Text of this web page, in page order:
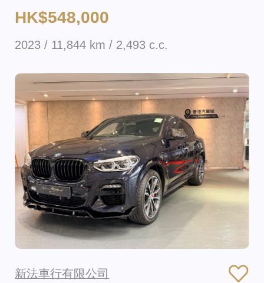
HK$548,000
2023 / 11,844 km / 2,493 c.c.
新法車行有限公司